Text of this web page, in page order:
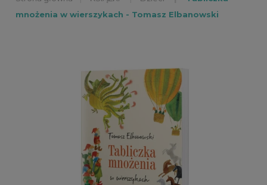
mnożenia w wierszykach - Tomasz Elbanowski